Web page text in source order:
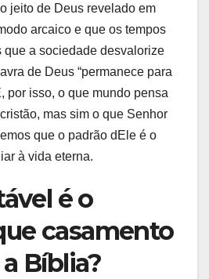
jeito de Deus revelado em
arcaico e que os tempos
que a sociedade desvalorize
de Deus “permanece para
por isso, o que mundo pensa
mas sim o que Senhor
que o padrão dEle é o
à vida eterna.
é o
casamento
Bíblia?